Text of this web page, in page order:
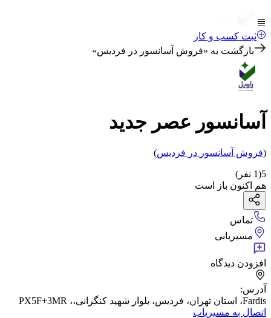
ثبت کسب و کار
بازگشت به «فروش آسانسور در فردیس»
آسانسور عصر جدید
(فروش آسانسور در فردیس)
5
(
1 نفر)
هم اکنون باز است
تماس
مسیریابی
افزودن دیدگاه
آدرس:
Fardis، استان تهران، فردیس، بلوار شهید کنگرانی،، PX5F+3MR
اتصال به مسیریاب